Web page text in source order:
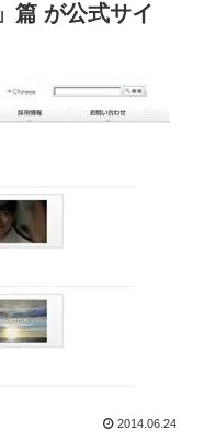
篇 が公式サイ
2014.06.24